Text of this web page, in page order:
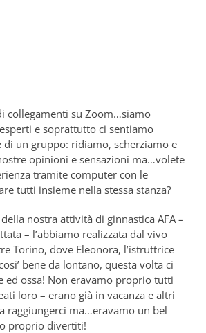
collegamenti su Zoom…siamo
e soprattutto ci sentiamo
di un gruppo: ridiamo, scherziamo e
opinioni e sensazioni ma…volete
tramite computer con le
tutti insieme nella stessa stanza?
nostra attività di ginnastica AFA –
– l’abbiamo realizzata dal vivo
Torino, dove Eleonora, l’istruttrice
bene da lontano, questa volta ci
ed ossa! Non eravamo proprio tutti
loro – erano già in vacanza e altri
raggiungerci ma…eravamo un bel
proprio divertiti!